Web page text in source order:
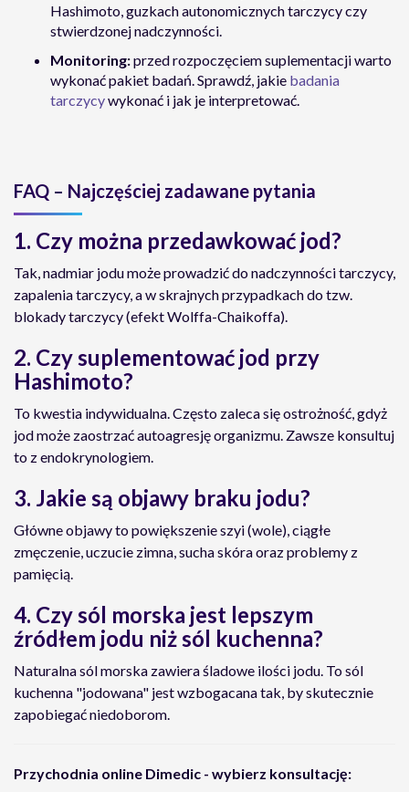
Hashimoto, guzkach autonomicznych tarczycy czy
stwierdzonej nadczynności.
Monitoring:przed rozpoczęciem suplementacji warto
wykonać pakiet badań. Sprawdź, jakie badania
tarczycywykonać i jak je interpretować.
FAQ – Najczęściej zadawane pytania
1. Czy można przedawkować jod?
Tak, nadmiar jodu może prowadzić do nadczynności tarczycy,
zapalenia tarczycy, a w skrajnych przypadkach do tzw.
blokady tarczycy (efekt Wolffa-Chaikoffa).
2. Czy suplementować jod przy
Hashimoto?
To kwestia indywidualna. Często zaleca się ostrożność, gdyż
jod może zaostrzać autoagresję organizmu. Zawsze konsultuj
to z endokrynologiem.
3. Jakie są objawy braku jodu?
Główne objawy to powiększenie szyi (wole), ciągłe
zmęczenie, uczucie zimna, sucha skóra oraz problemy z
pamięcią.
4. Czy sól morska jest lepszym
źródłem jodu niż sól kuchenna?
Naturalna sól morska zawiera śladowe ilości jodu. To sól
kuchenna "jodowana" jest wzbogacana tak, by skutecznie
zapobiegać niedoborom.
Przychodnia online Dimedic - wybierz konsultację: